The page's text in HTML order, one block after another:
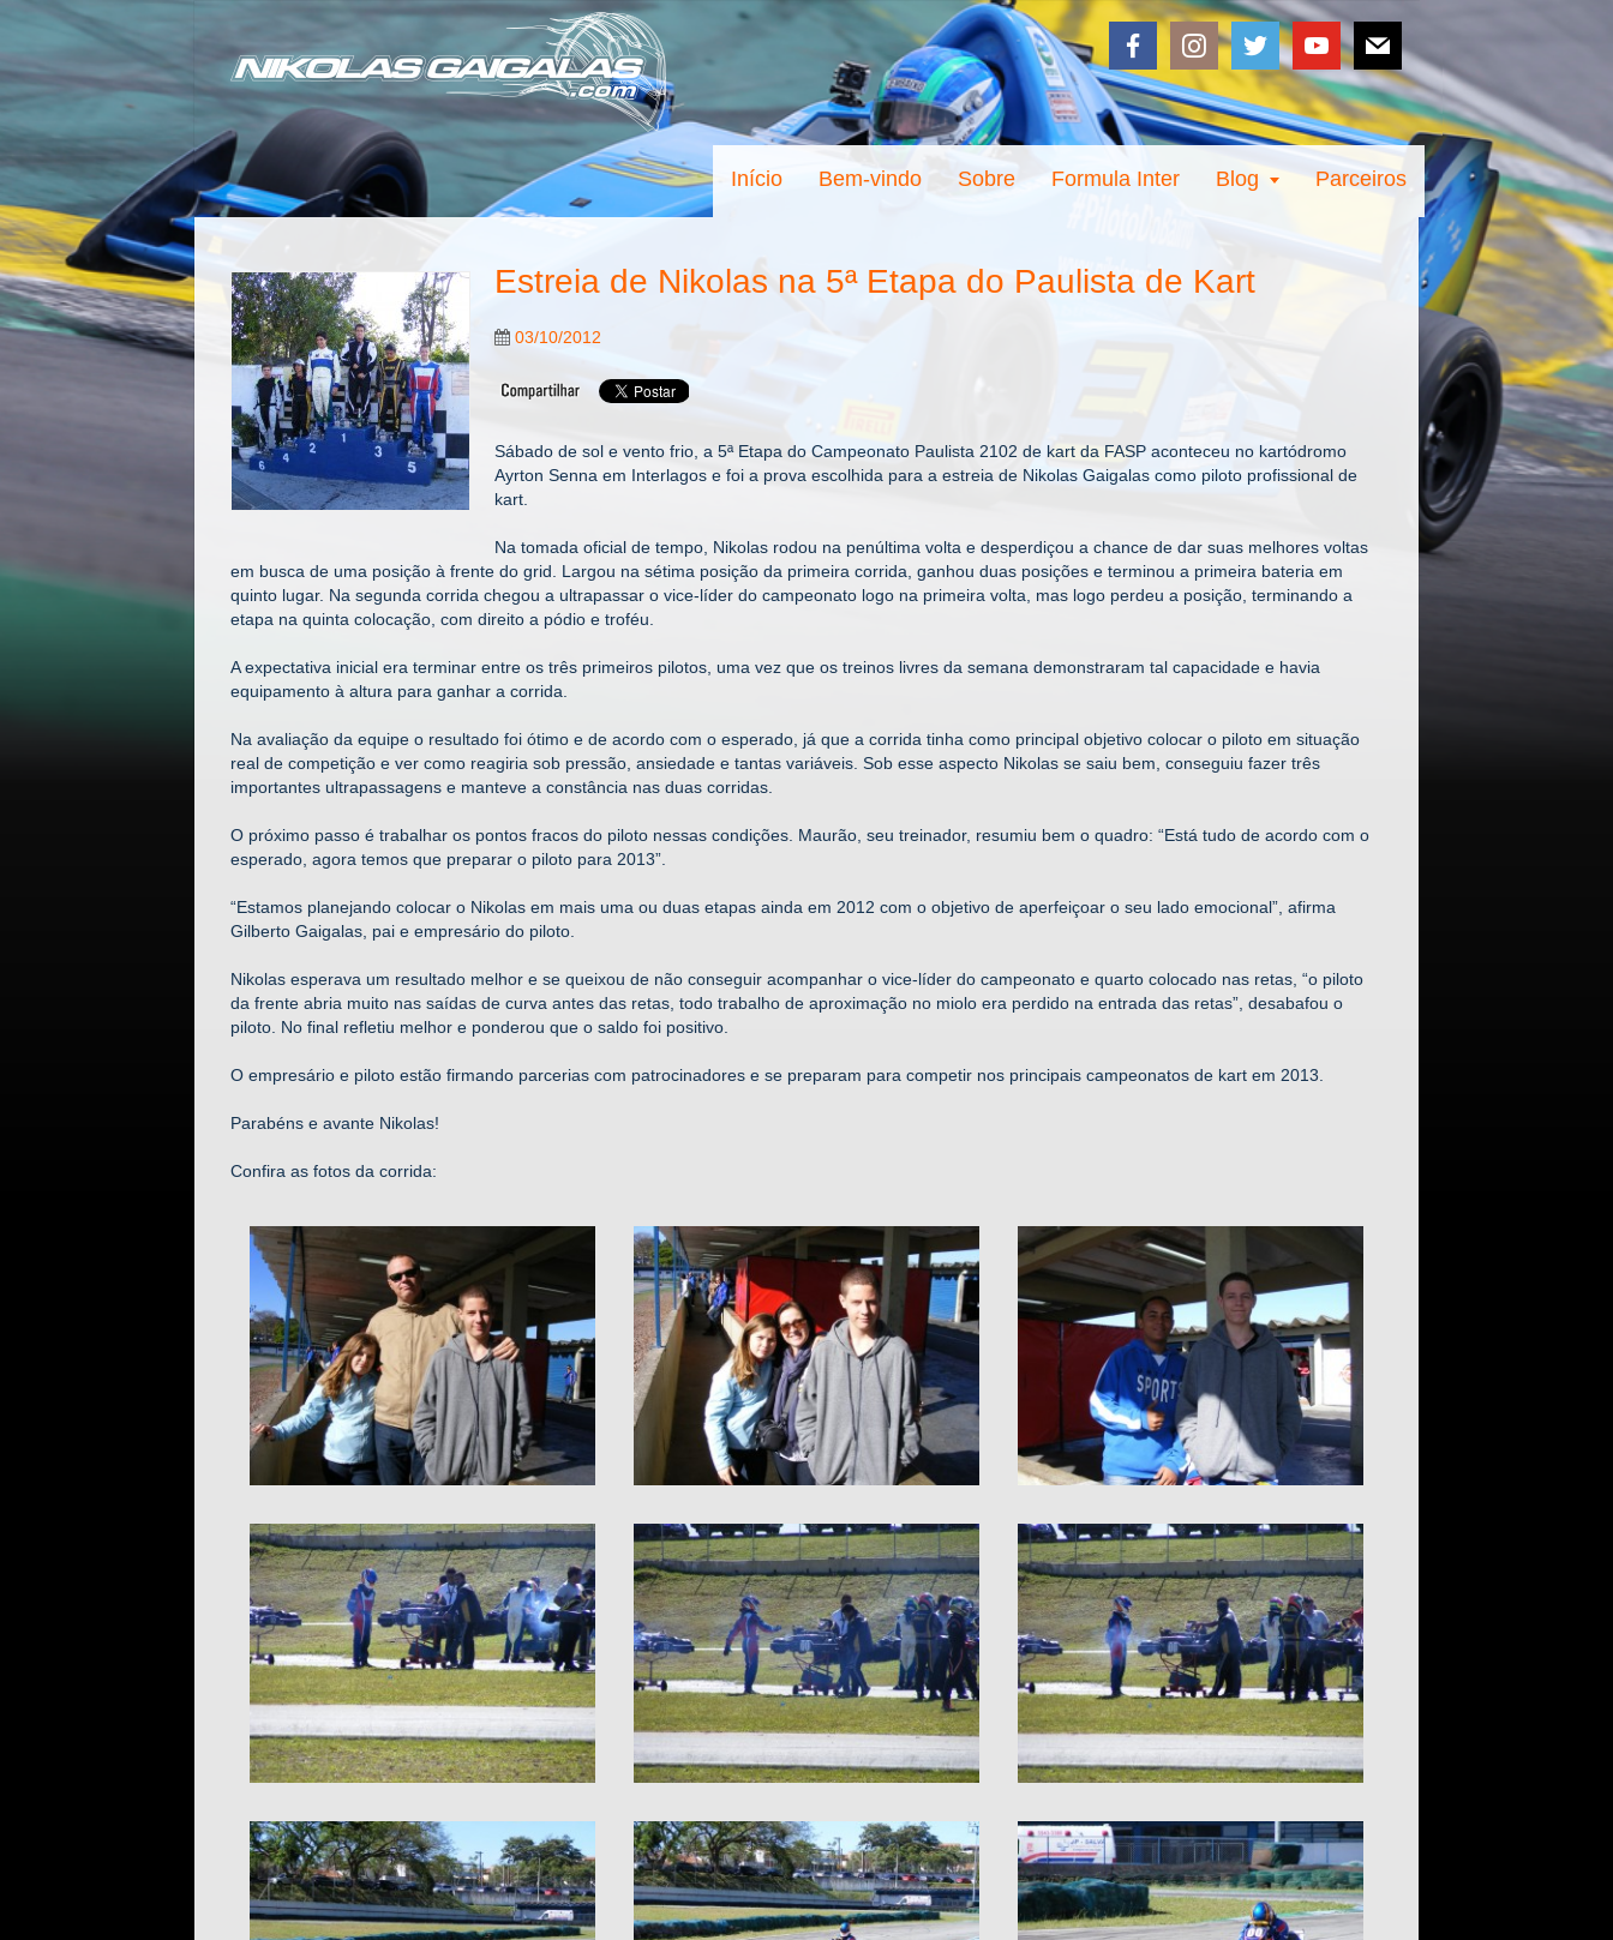
Início Bem-vindo Sobre Formula Inter Blog Parceiros
Estreia de Nikolas na 5ª Etapa do Paulista de Kart
03/10/2012
Sábado de sol e vento frio, a 5ª Etapa do Campeonato Paulista 2102 de kart da FASP aconteceu no kartódromo
Ayrton Senna em Interlagos e foi a prova escolhida para a estreia de Nikolas Gaigalas como piloto profissional de
kart.
Na tomada oficial de tempo, Nikolas rodou na penúltima volta e desperdiçou a chance de dar suas melhores voltas
em busca de uma posição à frente do grid. Largou na sétima posição da primeira corrida, ganhou duas posições e terminou a primeira bateria em
quinto lugar. Na segunda corrida chegou a ultrapassar o vice-líder do campeonato logo na primeira volta, mas logo perdeu a posição, terminando a
etapa na quinta colocação, com direito a pódio e troféu.
A expectativa inicial era terminar entre os três primeiros pilotos, uma vez que os treinos livres da semana demonstraram tal capacidade e havia
equipamento à altura para ganhar a corrida.
Na avaliação da equipe o resultado foi ótimo e de acordo com o esperado, já que a corrida tinha como principal objetivo colocar o piloto em situação
real de competição e ver como reagiria sob pressão, ansiedade e tantas variáveis. Sob esse aspecto Nikolas se saiu bem, conseguiu fazer três
importantes ultrapassagens e manteve a constância nas duas corridas.
O próximo passo é trabalhar os pontos fracos do piloto nessas condições. Maurão, seu treinador, resumiu bem o quadro: “Está tudo de acordo com o
esperado, agora temos que preparar o piloto para 2013”.
“Estamos planejando colocar o Nikolas em mais uma ou duas etapas ainda em 2012 com o objetivo de aperfeiçoar o seu lado emocional”, afirma
Gilberto Gaigalas, pai e empresário do piloto.
Nikolas esperava um resultado melhor e se queixou de não conseguir acompanhar o vice-líder do campeonato e quarto colocado nas retas, “o piloto
da frente abria muito nas saídas de curva antes das retas, todo trabalho de aproximação no miolo era perdido na entrada das retas”, desabafou o
piloto. No final refletiu melhor e ponderou que o saldo foi positivo.
O empresário e piloto estão firmando parcerias com patrocinadores e se preparam para competir nos principais campeonatos de kart em 2013.
Parabéns e avante Nikolas!
Confira as fotos da corrida: